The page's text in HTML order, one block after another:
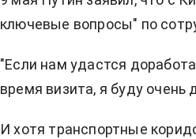
ключевые вопросы" по
"Если нам удастся
время визита, я буду очень
И хотя транспортные